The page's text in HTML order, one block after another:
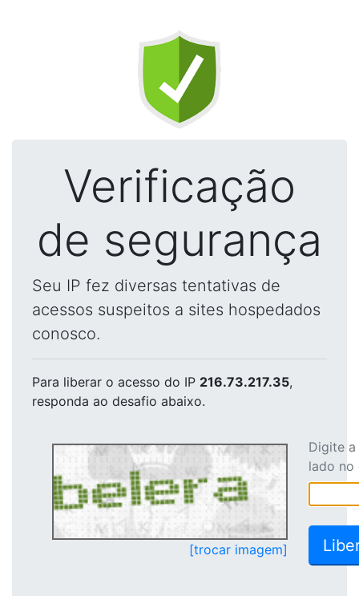
Verificação
de segurança
Seu IP fez diversas tentativas de
acessos suspeitos a sites hospedados
conosco.
Para liberar o acesso do IP 216.73.217.35,
responda ao desafio abaixo.
[trocar imagem]
Digite
lado no